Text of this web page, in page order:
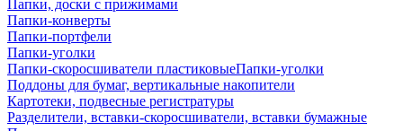
Папки, доски с прижимами
Папки-конверты
Папки-портфели
Папки-уголки
Папки-скоросшиватели пластиковыеПапки-уголки
Поддоны для бумаг, вертикальные накопители
Картотеки, подвесные регистратуры
Разделители, вставки-скоросшиватели, вставки бумажные